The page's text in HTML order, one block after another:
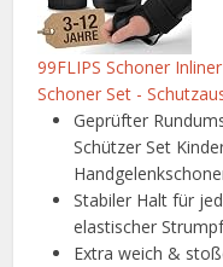
99FLIPS Schoner
Schoner Set -
Geprüfter
Schützer Set
Stabiler Halt für
elastischer
Extra weich &